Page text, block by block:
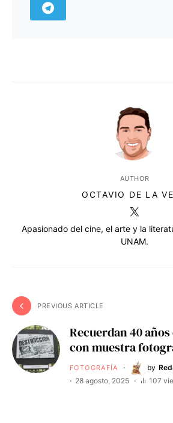
AUTHOR
OCTAVIO DE LA
Apasionado del cine, el arte y la
UNAM.
PREVIOUS ARTICLE
Recuerdan 40
con muestra
FOTOGRAFÍA by
28 agosto, 2025
107